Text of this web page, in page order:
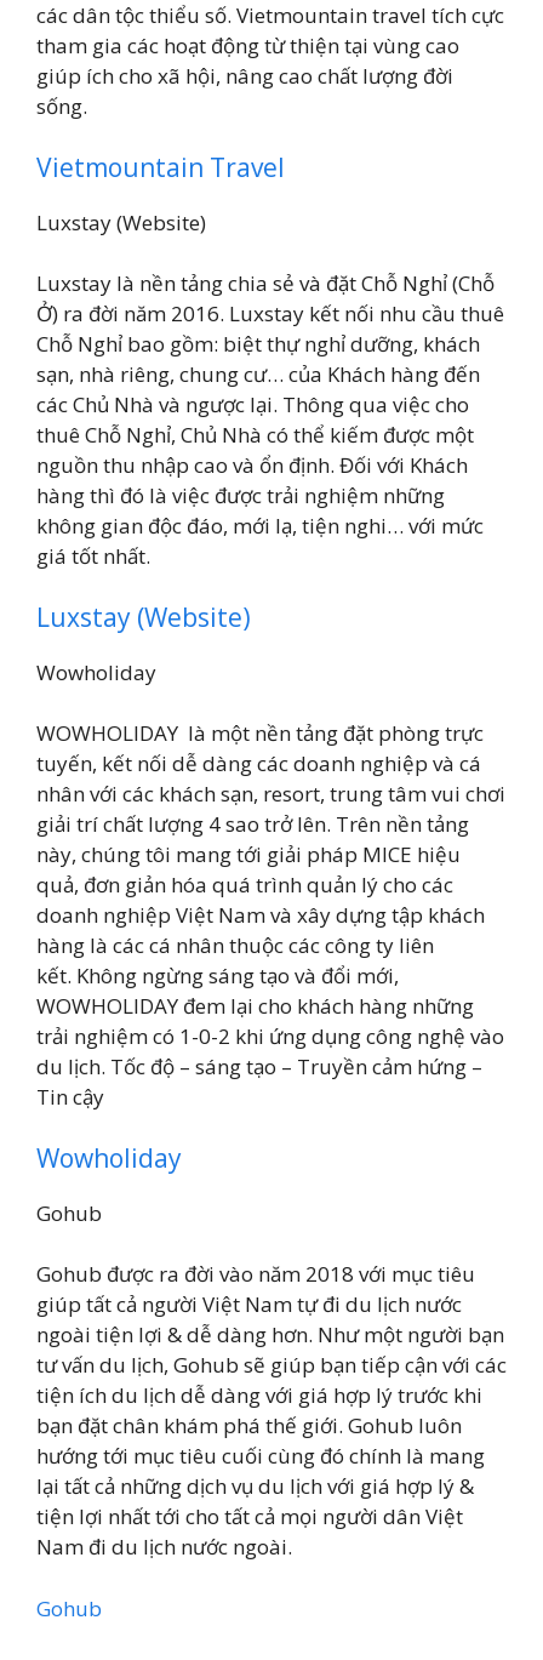
các dân tộc thiểu số. Vietmountain travel tích cực
tham gia các hoạt động từ thiện tại vùng cao
giúp ích cho xã hội, nâng cao chất lượng đời
sống.
Vietmountain Travel
Luxstay (Website)
Luxstay là nền tảng chia sẻ và đặt Chỗ Nghỉ (Chỗ
Ở) ra đời năm 2016. Luxstay kết nối nhu cầu thuê
Chỗ Nghỉ bao gồm: biệt thự nghỉ dưỡng, khách
sạn, nhà riêng, chung cư… của Khách hàng đến
các Chủ Nhà và ngược lại. Thông qua việc cho
thuê Chỗ Nghỉ, Chủ Nhà có thể kiếm được một
nguồn thu nhập cao và ổn định. Đối với Khách
hàng thì đó là việc được trải nghiệm những
không gian độc đáo, mới lạ, tiện nghi… với mức
giá tốt nhất.
Luxstay (Website)
Wowholiday
WOWHOLIDAY là một nền tảng đặt phòng trực
tuyến, kết nối dễ dàng các doanh nghiệp và cá
nhân với các khách sạn, resort, trung tâm vui chơi
giải trí chất lượng 4 sao trở lên. Trên nền tảng
này, chúng tôi mang tới giải pháp MICE hiệu
quả, đơn giản hóa quá trình quản lý cho các
doanh nghiệp Việt Nam và xây dựng tập khách
hàng là các cá nhân thuộc các công ty liên
kết. Không ngừng sáng tạo và đổi mới,
WOWHOLIDAY đem lại cho khách hàng những
trải nghiệm có 1-0-2 khi ứng dụng công nghệ vào
du lịch. Tốc độ – sáng tạo – Truyền cảm hứng –
Tin cậy
Wowholiday
Gohub
Gohub được ra đời vào năm 2018 với mục tiêu
giúp tất cả người Việt Nam tự đi du lịch nước
ngoài tiện lợi & dễ dàng hơn. Như một người bạn
tư vấn du lịch, Gohub sẽ giúp bạn tiếp cận với các
tiện ích du lịch dễ dàng với giá hợp lý trước khi
bạn đặt chân khám phá thế giới. Gohub luôn
hướng tới mục tiêu cuối cùng đó chính là mang
lại tất cả những dịch vụ du lịch với giá hợp lý &
tiện lợi nhất tới cho tất cả mọi người dân Việt
Nam đi du lịch nước ngoài.
Gohub